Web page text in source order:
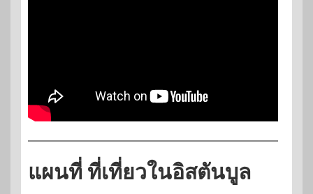
แผนที่ ที่เที่ยวในอิสตันบูล